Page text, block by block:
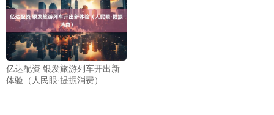
亿达配资 银发旅游列车开出新
体验（人民眼·提振消费）